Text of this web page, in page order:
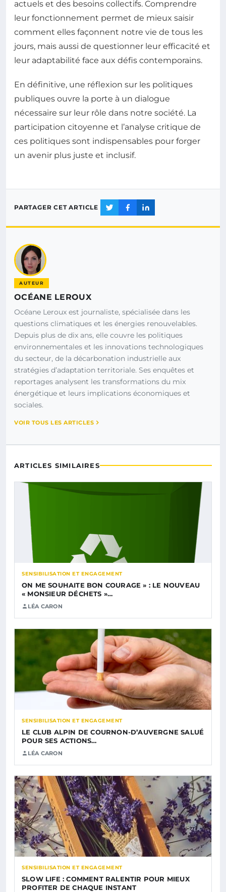
actuels et des besoins collectifs. Comprendre
leur fonctionnement permet de mieux saisir
comment elles façonnent notre vie de tous les
jours, mais aussi de questionner leur efficacité et
leur adaptabilité face aux défis contemporains.
En définitive, une réflexion sur les politiques
publiques ouvre la porte à un dialogue
nécessaire sur leur rôle dans notre société. La
participation citoyenne et l’analyse critique de
ces politiques sont indispensables pour forger
un avenir plus juste et inclusif.
PARTAGER CET ARTICLE
AUTEUR
OCÉANE LEROUX
Océane Leroux est journaliste, spécialisée dans les
questions climatiques et les énergies renouvelables.
Depuis plus de dix ans, elle couvre les politiques
environnementales et les innovations technologiques
du secteur, de la décarbonation industrielle aux
stratégies d’adaptation territoriale. Ses enquêtes et
reportages analysent les transformations du mix
énergétique et leurs implications économiques et
sociales.
VOIR TOUS LES ARTICLES
ARTICLES SIMILAIRES
SENSIBILISATION ET ENGAGEMENT
ON ME SOUHAITE BON COURAGE » : LE NOUVEAU
« MONSIEUR DÉCHETS »…
LÉA CARON
SENSIBILISATION ET ENGAGEMENT
LE CLUB ALPIN DE COURNON-D’AUVERGNE SALUÉ
POUR SES ACTIONS…
LÉA CARON
SENSIBILISATION ET ENGAGEMENT
SLOW LIFE : COMMENT RALENTIR POUR MIEUX
PROFITER DE CHAQUE INSTANT